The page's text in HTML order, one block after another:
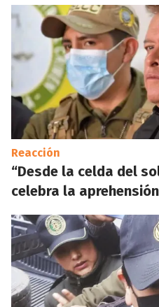
Reacción
“Desde la celda del
celebra la